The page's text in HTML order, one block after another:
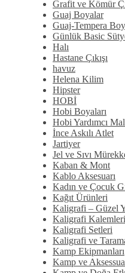
Grafit ve Kömür
Guaj Boyalar
Guaj-Tempera
Günlük Basic
Halı
Hastane Çıkışı
havuz
Helena Kilim
Hipster
HOBİ
Hobi Boyaları
Hobi Yardımcı
İnce Askılı Atlet
Jartiyer
Jel ve Sıvı
Kaban & Mont
Kablo Aksesuarı
Kadın ve Çocuk
Kağıt Ürünleri
Kaligrafi – Güzel
Kaligrafi Kalemleri
Kaligrafi Setleri
Kaligrafi ve
Kamp Ekipmanları
Kamp ve